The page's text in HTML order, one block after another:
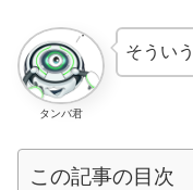
タンバ君
そうい
この記事の目次